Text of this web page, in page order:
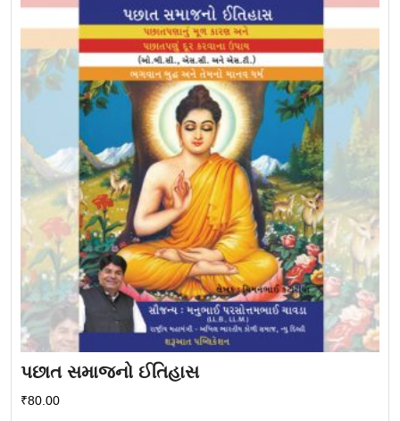
પછાત સમાજનો ઈતિહાસ
₹80.00